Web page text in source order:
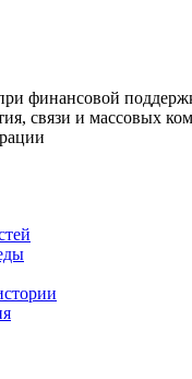
финансовой
связи и массовых